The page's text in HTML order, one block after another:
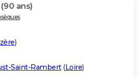
(90 ans)
)
Saint-Rambert(Loire)